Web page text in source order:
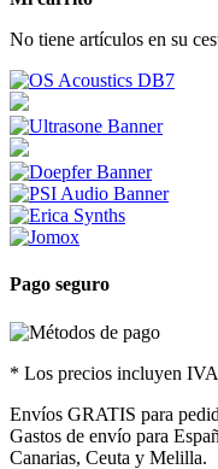
No tiene artículos en su
Pago seguro
* Los precios incluyen
Envíos GRATIS para
Gastos de envío para
Canarias, Ceuta y Melilla.